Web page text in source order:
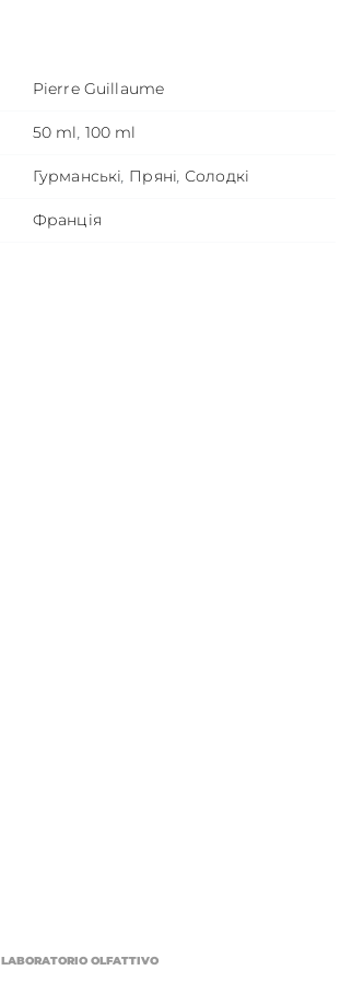
Pierre Guillaume
50 ml, 100 ml
Гурманські, Пряні, Солодкі
Франція
LABORATORIO OLFATTIVO